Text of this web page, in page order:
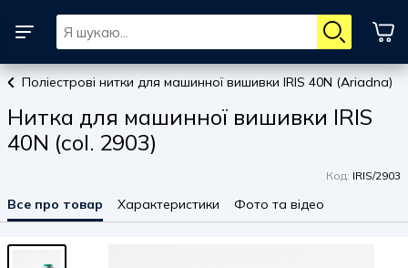
Поліестрові нитки для машинної вишивки IRIS 40N (Ariadna)
Нитка для машинної вишивки IRIS
40N (col. 2903)
Код: IRIS/2903
Все про товар Характеристики Фото та відео